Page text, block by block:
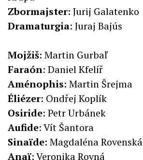
Zbormajster: Jurij Galatenko
Dramaturgia: Juraj Bajús
Mojžiš: Martin Gurbaľ
Faraón: Daniel Kfelíř
Aménophis: Martin Šrejma
Éliézer: Ondřej Koplík
Osiride: Petr Urbánek
Aufide: Vít Šantora
Sinaïde: Magdaléna Rovenská
Anaï: Veronika Rovná